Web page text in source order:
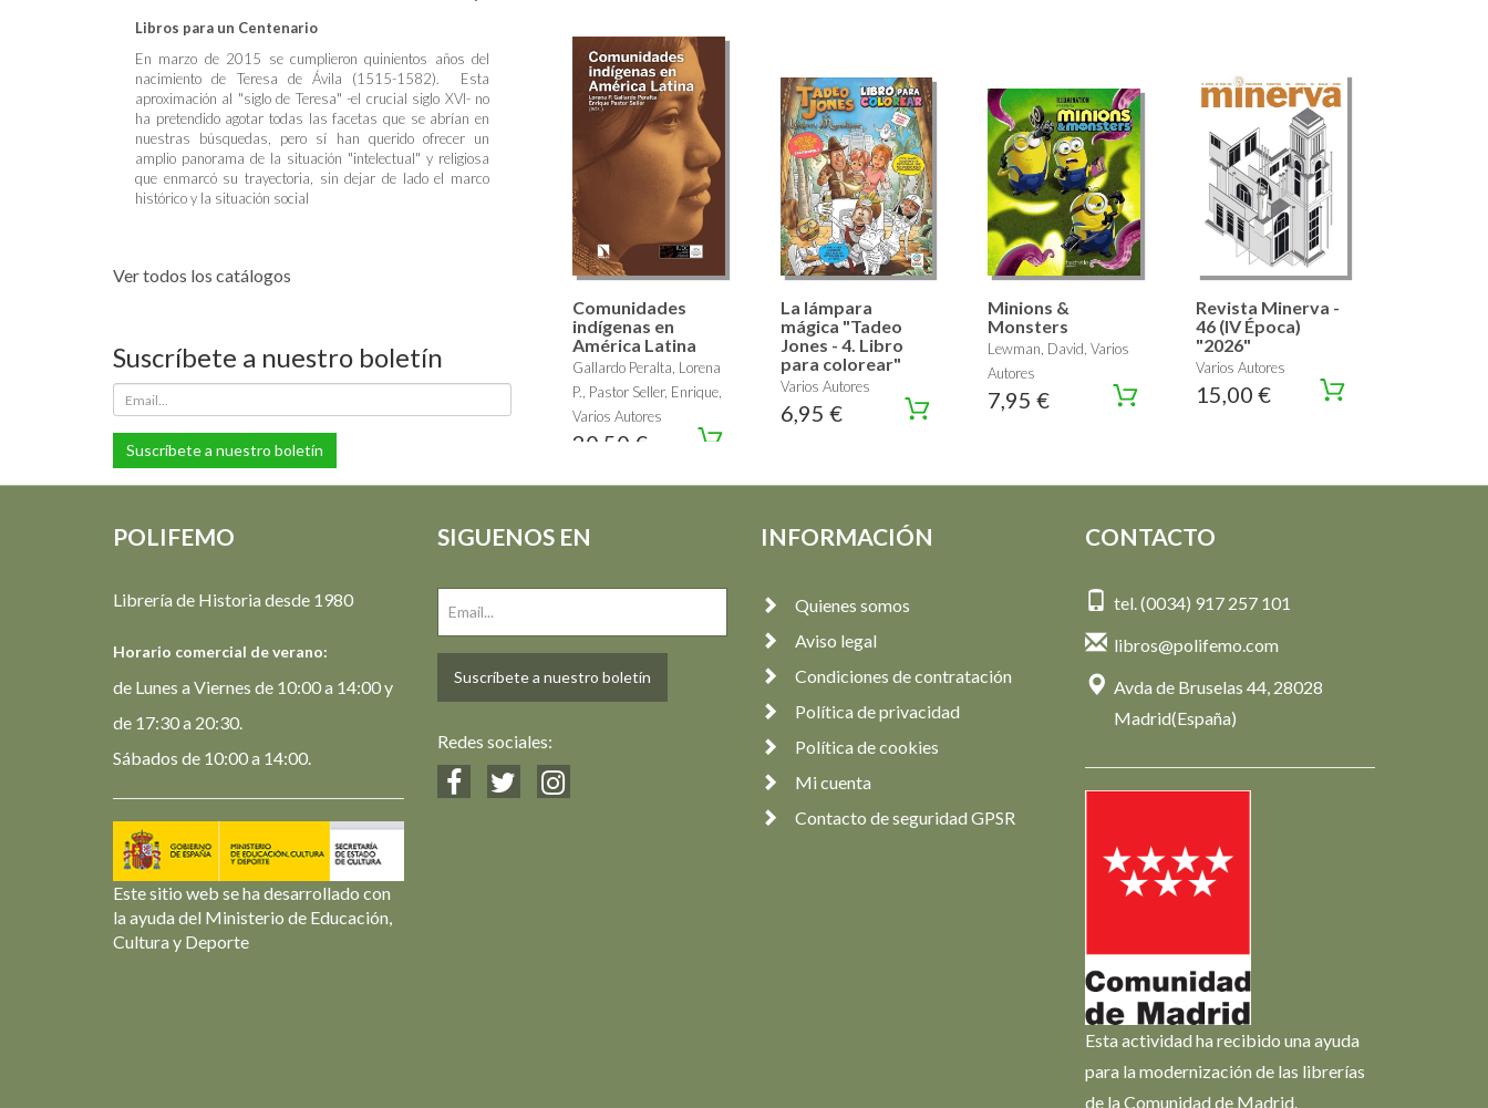
Libros para un Centenario
En marzo de 2015 se cumplieron quinientos años del
nacimiento de Teresa de Ávila (1515-1582). Esta
aproximación al "siglo de Teresa" -el crucial siglo XVI- no
ha pretendido agotar todas las facetas que se abrían en
nuestras búsquedas, pero sí han querido ofrecer un
amplio panorama de la situación "intelectual" y religiosa
que enmarcó su trayectoria, sin dejar de lado el marco
histórico y la situación social
Ver todos los catálogos
Suscríbete a nuestro boletín
Suscríbete a nuestro boletín
Comunidades
indígenas en
América Latina
Gallardo Peralta, Lorena
P., Pastor Seller, Enrique,
Varios Autores
20,50 €
La lámpara
mágica "Tadeo
Jones - 4. Libro
para colorear"
Varios Autores
6,95 €
Minions &
Monsters
Lewman, David, Varios
Autores
7,95 €
Revista Minerva -
46 (IV Época)
"2026"
Varios Autores
15,00 €
POLIFEMO
Librería de Historia desde 1980
Horario comercial de verano:
de Lunes a Viernes de 10:00 a 14:00 y
de 17:30 a 20:30.
Sábados de 10:00 a 14:00.
Este sitio web se ha desarrollado con
la ayuda del Ministerio de Educación,
Cultura y Deporte
SIGUENOS EN
Suscríbete a nuestro boletín
Redes sociales:
INFORMACIÓN
Quienes somos
Aviso legal
Condiciones de contratación
Política de privacidad
Política de cookies
Mi cuenta
Contacto de seguridad GPSR
CONTACTO
tel. (0034) 917 257 101
libros@polifemo.com
Avda de Bruselas 44, 28028
Madrid(España)
Esta actividad ha recibido una ayuda
para la modernización de las librerías
de la Comunidad de Madrid.